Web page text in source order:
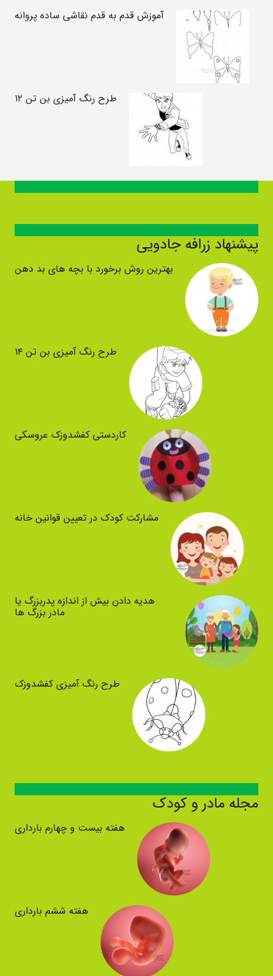
آموزش قدم به قدم نقاشی ساده پروانه
طرح رنگ آمیزی بن تن ۱۲
پیشنهاد زرافه جادویی
بهترین روش برخورد با بچه های بد دهن
طرح رنگ آمیزی بن تن ۱۴
کاردستی کفشدوزک عروسکی
مشارکت کودک در تعیین قوانین خانه
هدیه دادن بیش از اندازه پدربزرگ یا
مادر بزرگ ها
طرح رنگ آمیزی کفشدوزک
مجله مادر و کودک
هفته بیست و چهارم بارداری
هفته ششم بارداری